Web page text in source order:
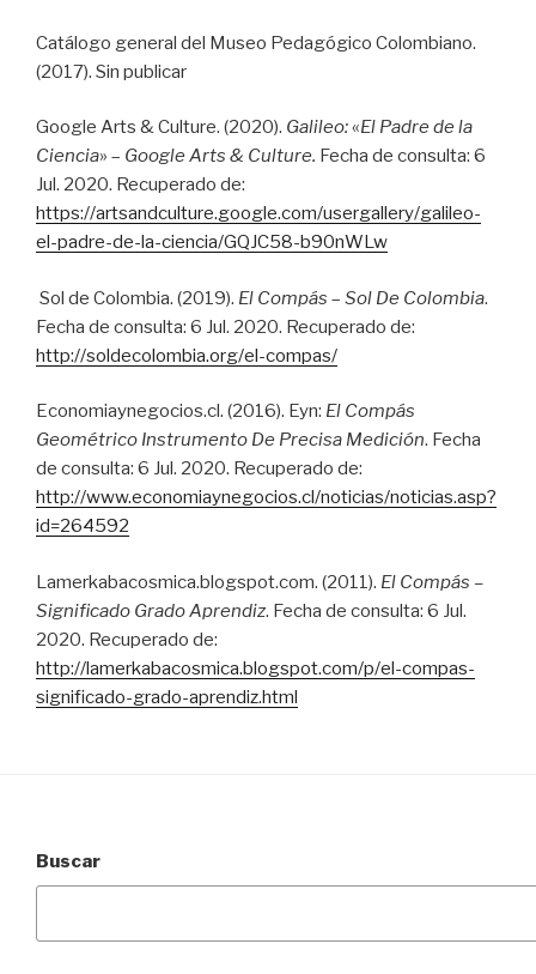
Catálogo general del Museo Pedagógico Colombiano.
(2017). Sin publicar
Google Arts & Culture. (2020). Galileo:«El Padre de la
Ciencia» – Google Arts & Culture. Fecha de consulta: 6
Jul. 2020. Recuperado de:
https://artsandculture.google.com/usergallery/galileo-
el-padre-de-la-ciencia/GQJC58-b90nWLw
Sol de Colombia. (2019). El Compás – Sol De Colombia.
Fecha de consulta: 6 Jul. 2020. Recuperado de:
http://soldecolombia.org/el-compas/
Economiaynegocios.cl. (2016). Eyn: El Compás
Geométrico Instrumento De Precisa Medición. Fecha
de consulta: 6 Jul. 2020. Recuperado de:
http://www.economiaynegocios.cl/noticias/noticias.asp?
id=264592
Lamerkabacosmica.blogspot.com. (2011). El Compás –
Significado Grado Aprendiz. Fecha de consulta: 6 Jul.
2020. Recuperado de:
http://lamerkabacosmica.blogspot.com/p/el-compas-
significado-grado-aprendiz.html
Buscar